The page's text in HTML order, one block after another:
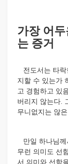
가장 어
는 증거
전도서는 타락
지할 수 있는가
고 경험하고 있
버리지 않는다.
무니없지는 않
만일 하나님께
무런 의미도 선
서 의미와 선함